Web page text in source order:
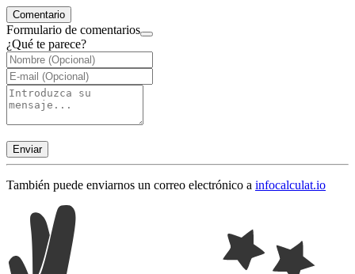
Comentario
Formulario de comentarios
¿Qué te parece?
Enviar
También puede enviarnos un correo electrónico a infocalculat.io